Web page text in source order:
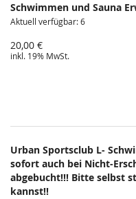
Schwimmen und Sauna
Aktuell verfügbar: 6
20,00 €
inkl. 19% MwSt.
Urban Sportsclub L-
sofort auch bei Nicht-
abgebucht!!! Bitte selbst
kannst!!